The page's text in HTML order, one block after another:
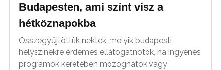
Budapesten, ami színt visz a
hétköznapokba
Összegyűjtöttük nektek, melyik budapesti
helyszínekre érdemes ellátogatnotok, ha ingyenes
programok keretében mozognátok vagy